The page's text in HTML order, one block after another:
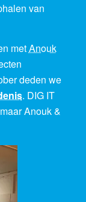
van
metAnouk
deden we
. DIG IT
Anouk &